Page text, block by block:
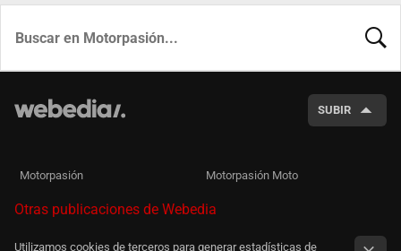
SUBIR
Motorpasión Motorpasión Moto
Otras publicaciones de Webedia
Utilizamos cookies de terceros para generar estadísticas de